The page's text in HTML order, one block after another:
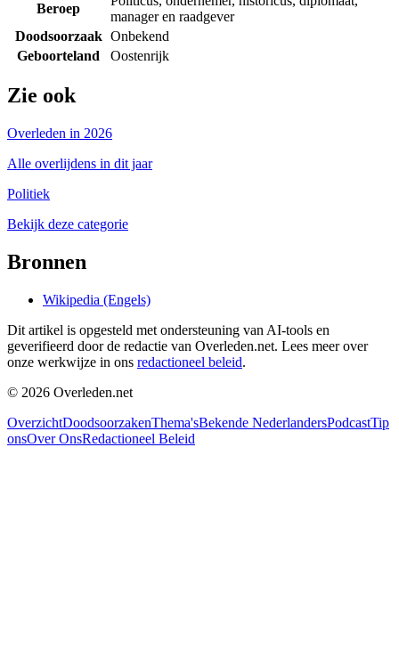
Beroep
manager en raadgever
Doodsoorzaak Onbekend
Geboorteland
Oostenrijk
Zie ook
Overleden in 2026
Alle overlijdens in dit jaar
Politiek
Bekijk deze categorie
Bronnen
Wikipedia (Engels)
Dit artikel is opgesteld met ondersteuning van AI-tools en
geverifieerd door de redactie van Overleden.net. Lees meer over
onze werkwijze in ons redactioneel beleid.
© 2026 Overleden.net
OverzichtDoodsoorzakenThema'sBekende NederlandersPodcastTip
onsOver OnsRedactioneel Beleid